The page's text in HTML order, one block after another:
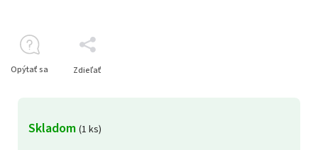
Skladom (1 ks)
Opýtať sa Zdieľať